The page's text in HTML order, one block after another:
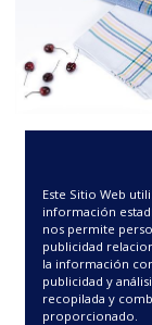
PAÑO VAJILLA
CMS.
Este Sitio Web
información
nos permite
publicidad
la información
publicidad y
recopilada y
proporcionado.